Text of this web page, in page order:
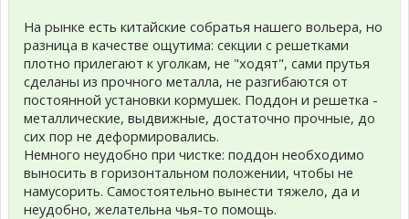
На рынке есть китайские собратья нашего вольера, но
разница в качестве ощутима: секции с решетками
плотно прилегают к уголкам, не "ходят", сами прутья
сделаны из прочного металла, не разгибаются от
постоянной установки кормушек. Поддон и решетка -
металлические, выдвижные, достаточно прочные, до
сих пор не деформировались.
Немного неудобно при чистке: поддон необходимо
выносить в горизонтальном положении, чтобы не
намусорить. Самостоятельно вынести тяжело, да и
неудобно, желательна чья-то помощь.